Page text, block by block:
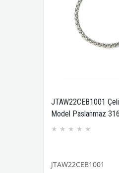
JTAW22CEB1001
Model Paslanmaz
Janti Garantili
★ ★ ★ ★ ★
JTAW22CEB1001